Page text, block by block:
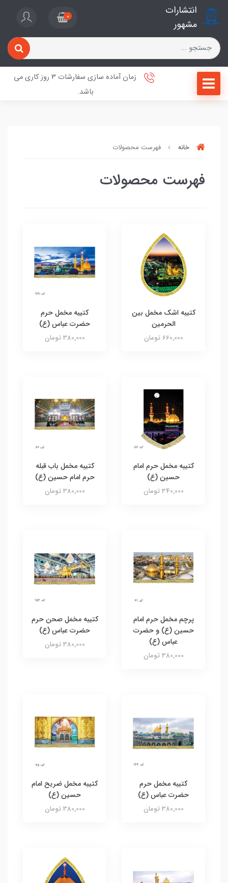
انتشارات
مشهور
0
زمان آماده سازی سفارشات 3 روز کاری می
باشد.
خانه فهرست محصولات
فهرست محصولات
کتیبه اشک مخمل بین
الحرمین
660,000 تومان
کتیبه مخمل حرم
حضرت عباس (ع)
380,000 تومان
کتیبه مخمل حرم امام
حسین (ع)
340,000 تومان
کتیبه مخمل باب قبله
حرم امام حسین (ع)
380,000 تومان
پرچم مخمل حرم امام
حسین (ع) و حضرت
عباس (ع)
380,000 تومان
کتیبه مخمل صحن حرم
حضرت عباس (ع)
380,000 تومان
کتیبه مخمل حرم
حضرت عباس (ع)
380,000 تومان
کتیبه مخمل ضریح امام
حسین (ع)
380,000 تومان